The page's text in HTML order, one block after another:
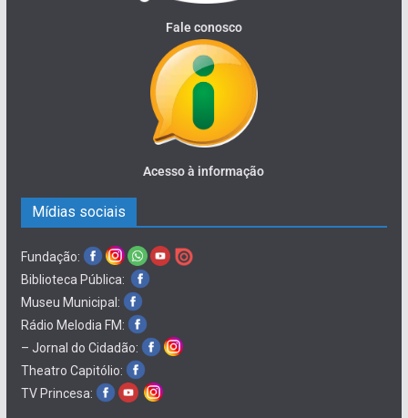
Fale conosco
Acesso à informação
Mídias sociais
Fundação:
Biblioteca Pública:
Museu Municipal:
Rádio Melodia FM:
– Jornal do Cidadão:
Theatro Capitólio:
TV Princesa: